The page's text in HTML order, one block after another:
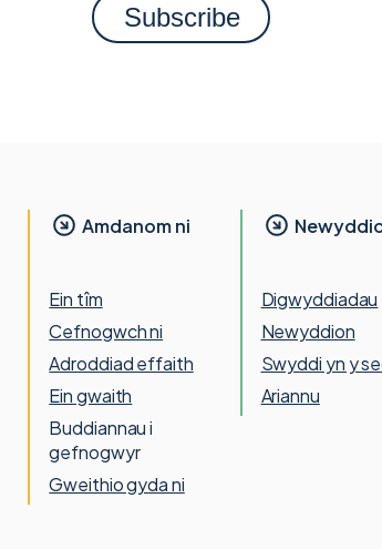
Amdanom ni
Ein tîm
Cefnogwch ni
Adroddiad effaith
Ein gwaith
Buddiannau i
gefnogwyr
Gweithio gyda ni
Digwyddiadau
Newyddion
Swyddi yn y
Ariannu